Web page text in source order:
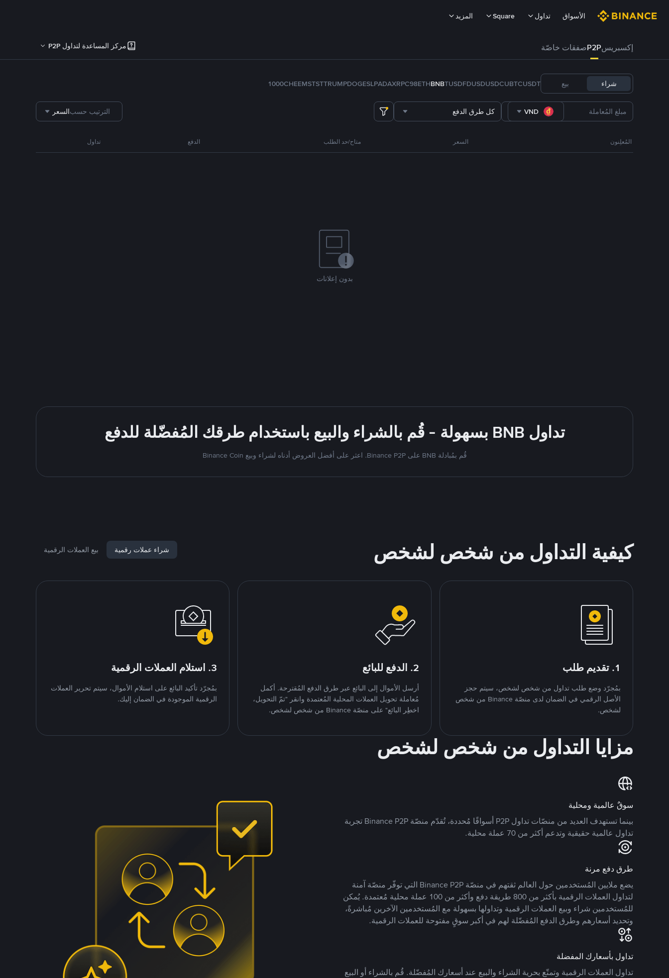
الأسواق تداول Square المزيد
إكسبريسP2Pصفقات خاصّة مركز المساعدة لتداول P2P
شراء بيع USDT
BTC
U
USDC
FDUSD
TUSD
BNB
ETH
C98
XRP
ADA
SLP
DOGE
TRUMP
TST
1000CHEEMS
VND كل طرق الدفع الترتيب حسبالسعر
المُعلِنون السعر متاح/حد الطلب الدفع تداول
بدون إعلانات
تداول BNB بسهولة - قُم بالشراء والبيع باستخدام طرقك المُفضّلة للدفع
قُم بمُبادلة BNB على Binance P2P. اعثر على أفضل العروض أدناه لشراء وبيع Binance Coin
كيفية التداول من شخص لشخص شراء عملات رقمية بيع العملات الرقمية
1. تقديم طلب
بمُجرّد وضع طلب تداول من شخص لشخص، سيتم حجز
الأصل الرقمي في الضمان لدى منصّة Binance من شخص
لشخص.
2. الدفع للبائع
أرسل الأموال إلى البائع عبر طرق الدفع المُقترحة. أكمل
مُعاملة تحويل العملات المحلية المُعتمدة وانقر "تمّ التحويل،
اخطِر البائع" على منصّة Binance من شخص لشخص.
3. استلام العملات الرقمية
بمُجرّد تأكيد البائع على استلام الأموال، سيتم تحرير العملات
الرقمية الموجودة في الضمان إليك.
مزايا التداول من شخص لشخص
سوقٌ عالمية ومحلية
بينما تستهدف العديد من منصّات تداول P2P أسواقًا مُحددة، تُقدّم منصّة Binance P2P تجربة
تداول عالمية حقيقية وتدعم أكثر من 70 عملة محلية.
طرق دفع مرنة
يضع ملايين المُستخدمين حول العالم ثقتهم في منصّة Binance P2P التي توفّر منصّة آمنة
لتداول العملات الرقمية بأكثر من 800 طريقة دفع وأكثر من 100 عملة محلية مُعتمدة. يُمكن
للمُستخدمين شراء وبيع العملات الرقمية وتداولها بسهولة مع المُستخدمين الآخرين مُباشرةً،
وتحديد أسعارهم وطرق الدفع المُفضّلة لهم في أكبر سوقٍ مفتوحة للعملات الرقمية.
تداول بأسعارك المفضلة
تداول العملات الرقمية وتمتّع بحرية الشراء والبيع عند أسعارك المُفضّلة. قُم بالشراء أو البيع